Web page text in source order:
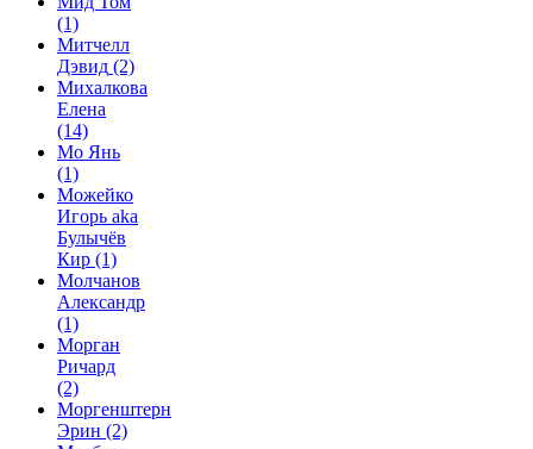
(1)
Митчелл
Дэвид (2)
Михалкова
Елена
(14)
Мо Янь
(1)
Можейко
Игорь aka
Булычёв
Кир (1)
Молчанов
Александр
(1)
Морган
Ричард
(2)
Моргенштерн
Эрин (2)